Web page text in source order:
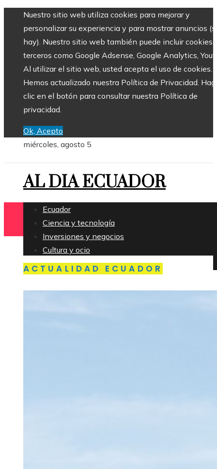
Nuestro sitio web utiliza cookies para mejorar y
personalizar su experiencia y para mostrar anuncios
hay). Nuestro sitio web también puede incluir cookies
terceros como Google Adsense, Google Analytics,
Al utilizar el sitio web, usted acepta el uso de cookies.
Hemos actualizado nuestra Política de Privacidad.
clic en el botón para consultar nuestra Política de
privacidad.
Ok, Acepto
miércoles, agosto 5
AL DIA ECUADOR
Ecuador
Ciencia y tecnología
Inversiones y negocios
Cultura y ocio
Responsabilidad social
ACTUALIDAD ECUADOR